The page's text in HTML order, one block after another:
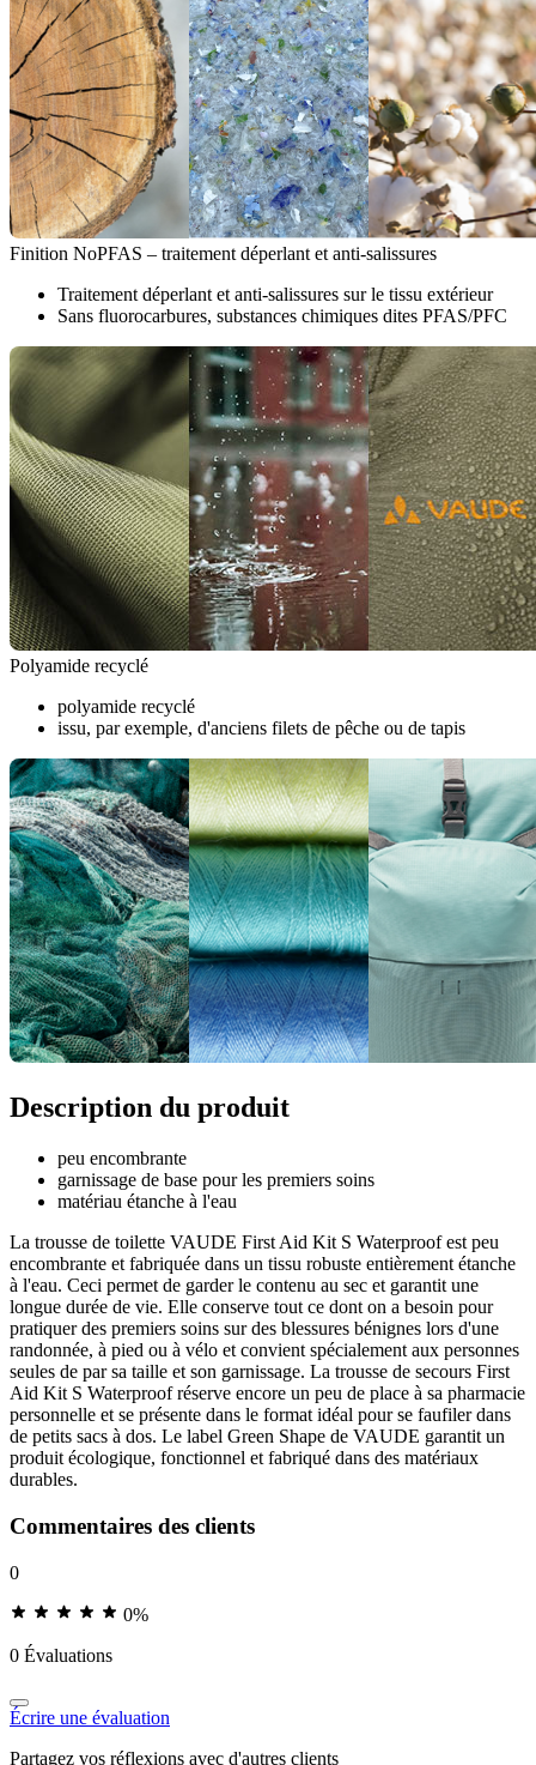
Finition NoPFAS – traitement déperlant et anti-salissures
Traitement déperlant et anti-salissures sur le tissu extérieur
Sans fluorocarbures, substances chimiques dites PFAS/PFC
Polyamide recyclé
polyamide recyclé
issu, par exemple, d'anciens filets de pêche ou de tapis
Description du produit
peu encombrante
garnissage de base pour les premiers soins
matériau étanche à l'eau
La trousse de toilette VAUDE First Aid Kit S Waterproof est peu
encombrante et fabriquée dans un tissu robuste entièrement étanche
à l'eau. Ceci permet de garder le contenu au sec et garantit une
longue durée de vie. Elle conserve tout ce dont on a besoin pour
pratiquer des premiers soins sur des blessures bénignes lors d'une
randonnée, à pied ou à vélo et convient spécialement aux personnes
seules de par sa taille et son garnissage. La trousse de secours First
Aid Kit S Waterproof réserve encore un peu de place à sa pharmacie
personnelle et se présente dans le format idéal pour se faufiler dans
de petits sacs à dos. Le label Green Shape de VAUDE garantit un
produit écologique, fonctionnel et fabriqué dans des matériaux
durables.
Commentaires des clients
0
0%
0 Évaluations
Écrire une évaluation
Partagez vos réflexions avec d'autres clients